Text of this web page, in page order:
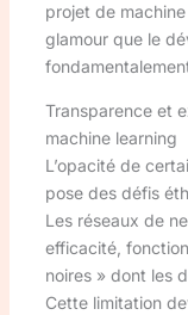
projet de
glamour que le
Transparence et
machine learning
L’opacité de
pose des défis
Les réseaux de
efficacité,
noires » dont les
Cette limitation